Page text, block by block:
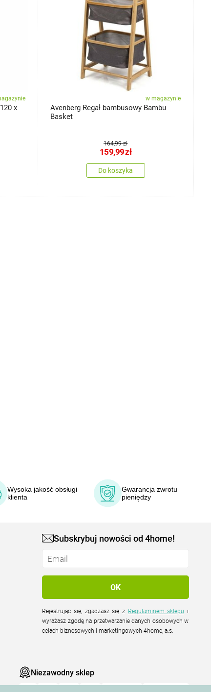
x
w magazynie
Avenberg Regał bambusowy Bambu
Basket
164,99 zł
159,99zł
Do koszyka
Wysoka jakość obsługi
klienta
Gwarancja zwrotu
pieniędzy
Subskrybuj nowości od 4home!
Rejestrując się, zgadzasz się z Regulaminem sklepu
wyrażasz zgodę na przetwarzanie danych osobowych w
celach biznesowych i marketingowych 4home, a.s.
Niezawodny sklep